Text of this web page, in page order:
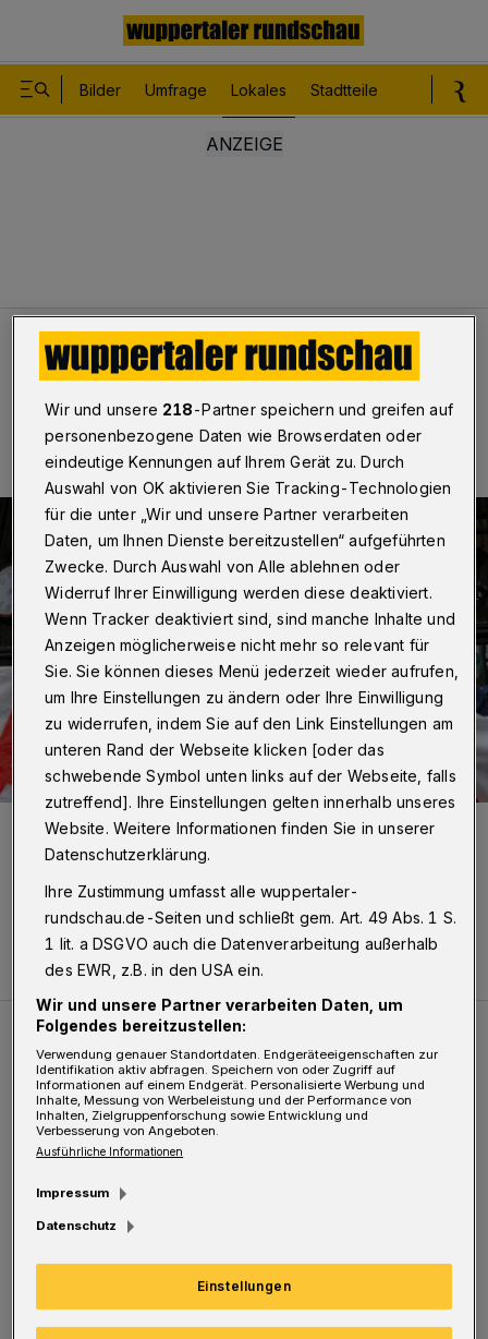
Bilder Umfrage Lokales Stadtteile
Lokales FFF-Demo auf der Wuppertaler Talachse
Bildergalerie
FFF-Demo auf der Wuppertaler Talachse
Weitere Bilderstrecken
Sommer in der Elberfelder City
Wir und unsere 218-Partner speichern und greifen auf
personenbezogene Daten wie Browserdaten oder
eindeutige Kennungen auf Ihrem Gerät zu. Durch
Auswahl von OK aktivieren Sie Tracking-Technologien
für die unter „Wir und unsere Partner verarbeiten
Daten, um Ihnen Dienste bereitzustellen“ aufgeführten
Zwecke. Durch Auswahl von Alle ablehnen oder
Widerruf Ihrer Einwilligung werden diese deaktiviert.
Wenn Tracker deaktiviert sind, sind manche Inhalte und
Anzeigen möglicherweise nicht mehr so relevant für
Sie. Sie können dieses Menü jederzeit wieder aufrufen,
um Ihre Einstellungen zu ändern oder Ihre Einwilligung
zu widerrufen, indem Sie auf den Link Einstellungen am
unteren Rand der Webseite klicken [oder das
schwebende Symbol unten links auf der Webseite, falls
zutreffend]. Ihre Einstellungen gelten innerhalb unseres
Website. Weitere Informationen finden Sie in unserer
Datenschutzerklärung.
Ihre Zustimmung umfasst alle wuppertaler-
rundschau.de-Seiten und schließt gem. Art. 49 Abs. 1 S.
1 lit. a DSGVO auch die Datenverarbeitung außerhalb
des EWR, z.B. in den USA ein.
Wir und unsere Partner verarbeiten Daten, um
Folgendes bereitzustellen:
Verwendung genauer Standortdaten. Endgeräteeigenschaften zur
Identifikation aktiv abfragen. Speichern von oder Zugriff auf
Informationen auf einem Endgerät. Personalisierte Werbung und
Inhalte, Messung von Werbeleistung und der Performance von
Inhalten, Zielgruppenforschung sowie Entwicklung und
Verbesserung von Angeboten.
Ausführliche Informationen
Impressum
Datenschutz
Einstellungen